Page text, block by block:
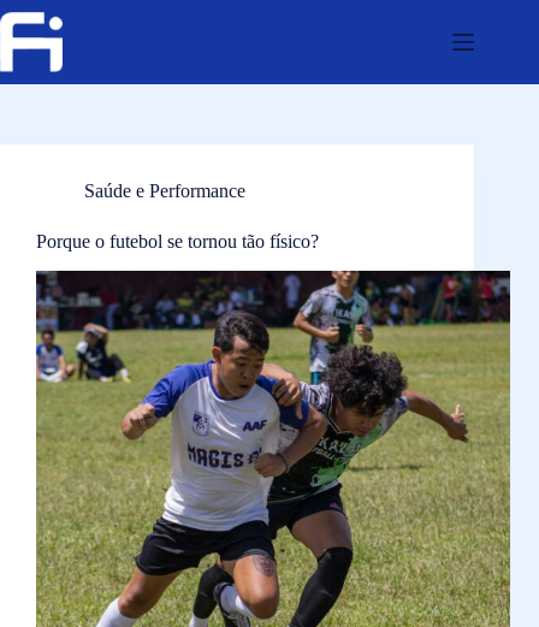
Pular
para
conteúdo
Saúde e Performance
Porque o futebol se tornou tão físico?